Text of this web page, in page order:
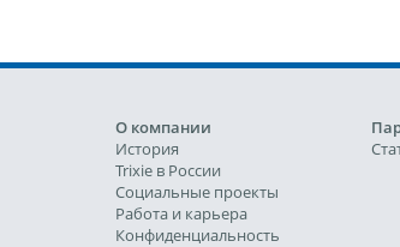
О компании
История
Trixie в России
Социальные проекты
Работа и карьера
Конфиденциальность